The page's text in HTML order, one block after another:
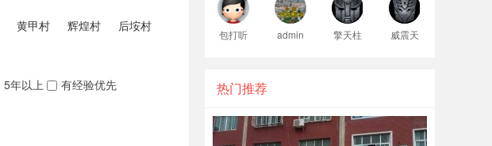
黄甲村 辉煌村
后垵村
5年以上 有经验优先
包打听 admin 擎天柱 威震天
热门推荐